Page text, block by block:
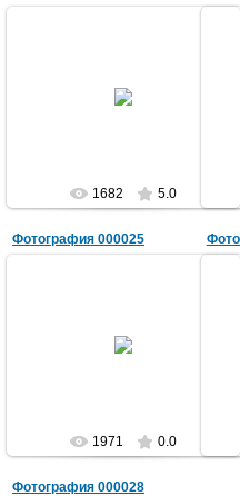
1682 5.0
Фотография 000025
1971 0.0
Фотография 000028